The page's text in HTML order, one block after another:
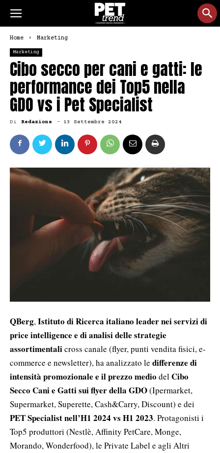
Home Marketing
Marketing
Cibo secco per cani e gatti: le
performance dei Top5 nella
GDO vs i Pet Specialist
Di Redazione - 13 Settembre 2024
QBerg,Istituto di Ricerca italiano leader nei servizi di
price intelligence e di analisi delle strategie
assortimentalicross canale (flyer, punti vendita fisici, e-
commerce e newsletter), ha analizzato le differenze di
intensità promozionale e il prezzo medio delCibo
Secco Cani e Gatti sui flyer della GDO(Ipermarket,
Supermarket, Superette, Cash&Carry, Discount) e dei
PET Specialist nell’H1 2024 vs H1 2023. Protagonisti i
Top5 produttori (Nestlè, Affinity PetCare, Monge,
Morando, Wonderfood), le Private Label e agli Altri